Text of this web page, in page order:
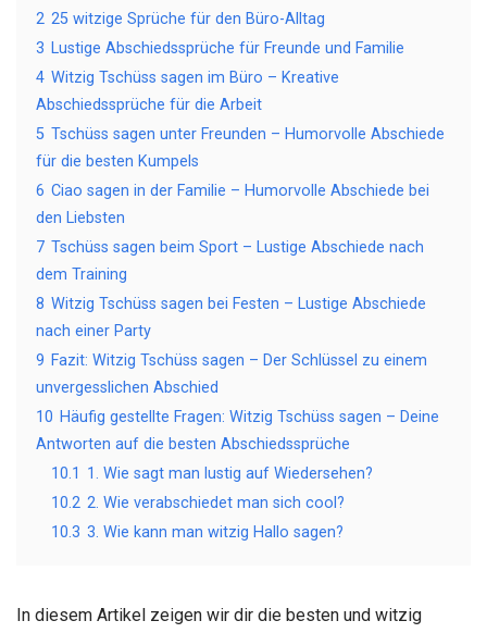
2 25 witzige Sprüche für den Büro-Alltag
3 Lustige Abschiedssprüche für Freunde und Familie
4 Witzig Tschüss sagen im Büro – Kreative
Abschiedssprüche für die Arbeit
5 Tschüss sagen unter Freunden – Humorvolle Abschiede
für die besten Kumpels
6 Ciao sagen in der Familie – Humorvolle Abschiede bei
den Liebsten
7 Tschüss sagen beim Sport – Lustige Abschiede nach
dem Training
8 Witzig Tschüss sagen bei Festen – Lustige Abschiede
nach einer Party
9 Fazit: Witzig Tschüss sagen – Der Schlüssel zu einem
unvergesslichen Abschied
10 Häufig gestellte Fragen: Witzig Tschüss sagen – Deine
Antworten auf die besten Abschiedssprüche
10.1 1. Wie sagt man lustig auf Wiedersehen?
10.2 2. Wie verabschiedet man sich cool?
10.3 3. Wie kann man witzig Hallo sagen?
In diesem Artikel zeigen wir dir die besten und witzig